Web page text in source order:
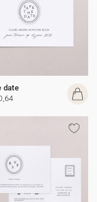
date